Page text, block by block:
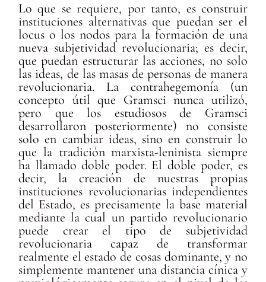
Lo que se requiere, por tanto, es construir
instituciones alternativas que puedan ser el
locus o los nodos para la formación de una
nueva subjetividad revolucionaria; es decir,
que puedan estructurar las acciones, no solo
las ideas, de las masas de personas de manera
revolucionaria. La contrahegemonía (un
concepto útil que Gramsci nunca utilizó,
pero que los estudiosos de Gramsci
desarrollaron posteriormente) no consiste
solo en cambiar ideas, sino en construir lo
que la tradición marxista-leninista siempre
ha llamado doble poder. El doble poder, es
decir, la creación de nuestras propias
instituciones revolucionarias independientes
del Estado, es precisamente la base material
mediante la cual un partido revolucionario
puede crear el tipo de subjetividad
revolucionaria capaz de transformar
realmente el estado de cosas dominante, y no
simplemente mantener una distancia cínica y